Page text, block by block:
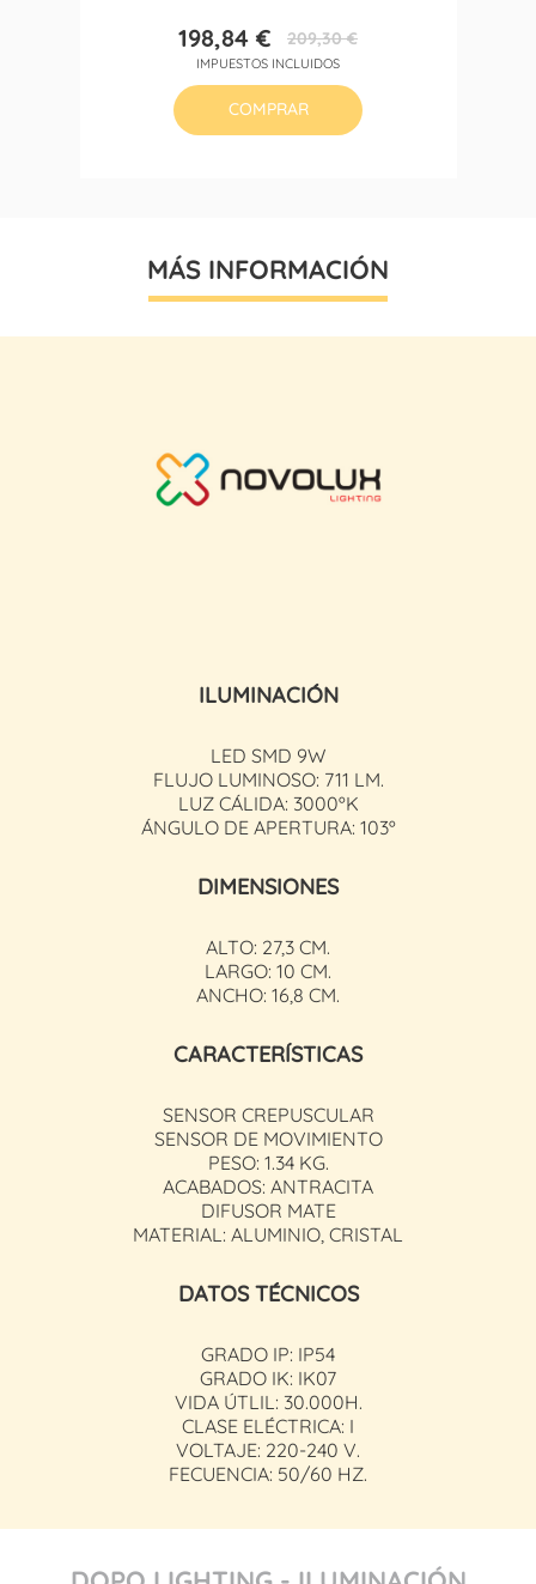
Precio
198,84 €Precio
base
209,30 €
IMPUESTOS INCLUIDOS
COMPRAR
MÁS INFORMACIÓN
ILUMINACIÓN
LED SMD 9W
FLUJO LUMINOSO: 711 LM.
LUZ CÁLIDA: 3000ºK
ÁNGULO DE APERTURA: 103º
DIMENSIONES
ALTO: 27,3 CM.
LARGO: 10 CM.
ANCHO: 16,8 CM.
CARACTERÍSTICAS
SENSOR CREPUSCULAR
SENSOR DE MOVIMIENTO
PESO: 1.34 KG.
ACABADOS: ANTRACITA
DIFUSOR MATE
MATERIAL: ALUMINIO, CRISTAL
DATOS TÉCNICOS
GRADO IP: IP54
GRADO IK: IK07
VIDA ÚTLIL: 30.000H.
CLASE ELÉCTRICA: I
VOLTAJE: 220-240 V.
FECUENCIA: 50/60 HZ.